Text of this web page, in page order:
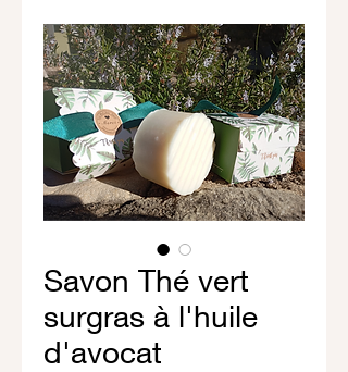
Savon Thé vert
surgras à l'huile
d'avocat